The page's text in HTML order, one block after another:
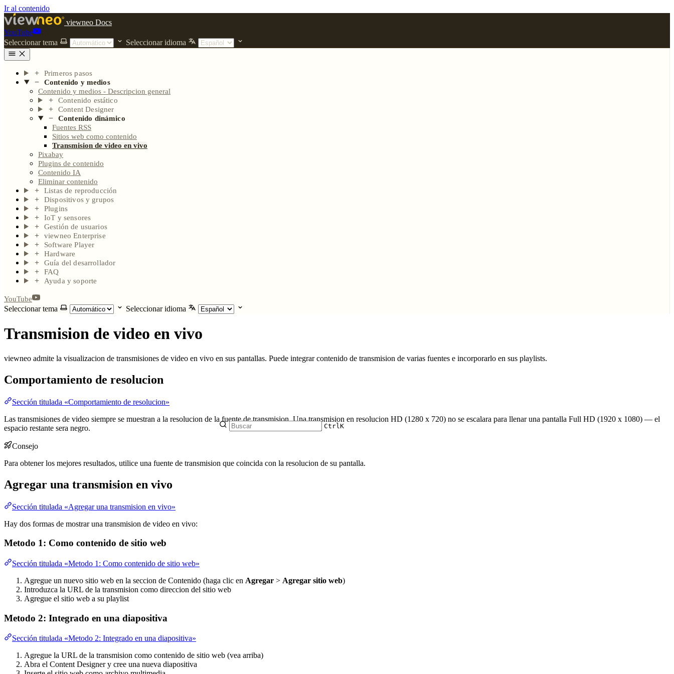
Ir al contenido
viewneo Docs
CtrlK
YouTube
Seleccionar tema
Seleccionar idioma
Primeros pasos
Contenido y medios
Contenido y medios - Descripcion general
Contenido estático
Content Designer
Contenido dinámico
Fuentes RSS
Sitios web como contenido
Transmision de video en vivo
Pixabay
Plugins de contenido
Contenido IA
Eliminar contenido
Listas de reproducción
Dispositivos y grupos
Plugins
IoT y sensores
Gestión de usuarios
viewneo Enterprise
Software Player
Hardware
Guía del desarrollador
FAQ
Ayuda y soporte
YouTube
Seleccionar tema Seleccionar idioma
Transmision de video en vivo
viewneo admite la visualizacion de transmisiones de video en vivo en sus pantallas. Puede integrar contenido de transmision de varias fuentes e incorporarlo en sus playlists.
Comportamiento de resolucion
Sección titulada «Comportamiento de resolucion»
Las transmisiones de video siempre se muestran a la resolucion de la fuente de transmision. Una transmision en resolucion HD (1280 x 720) no se escalara para llenar una pantalla Full HD (1920 x 1080) — el
espacio restante sera negro.
Consejo
Para obtener los mejores resultados, utilice una fuente de transmision que coincida con la resolucion de su pantalla.
Agregar una transmision en vivo
Sección titulada «Agregar una transmision en vivo»
Hay dos formas de mostrar una transmision de video en vivo:
Metodo 1: Como contenido de sitio web
Sección titulada «Metodo 1: Como contenido de sitio web»
Agregue un nuevo sitio web en la seccion de Contenido (haga clic en Agregar > Agregar sitio web)
Introduzca la URL de la transmision como direccion del sitio web
Agregue el sitio web a su playlist
Metodo 2: Integrado en una diapositiva
Sección titulada «Metodo 2: Integrado en una diapositiva»
Agregue la URL de la transmision como contenido de sitio web (vea arriba)
Abra el Content Designer y cree una nueva diapositiva